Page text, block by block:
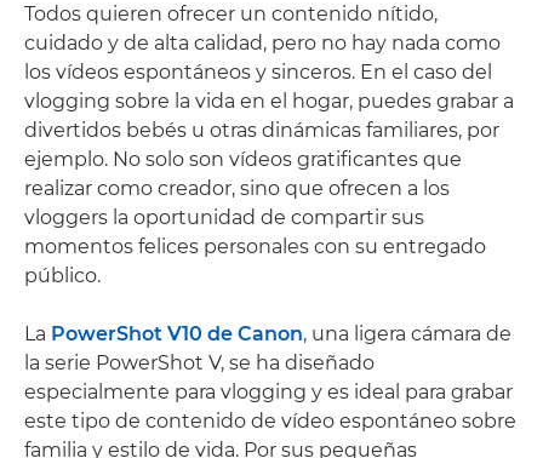
Todos quieren ofrecer un contenido nítido,
cuidado y de alta calidad, pero no hay nada como
los vídeos espontáneos y sinceros. En el caso del
vlogging sobre la vida en el hogar, puedes grabar a
divertidos bebés u otras dinámicas familiares, por
ejemplo. No solo son vídeos gratificantes que
realizar como creador, sino que ofrecen a los
vloggers la oportunidad de compartir sus
momentos felices personales con su entregado
público.
La PowerShot V10 de Canon, una ligera cámara de
la serie PowerShot V, se ha diseñado
especialmente para vlogging y es ideal para grabar
este tipo de contenido de vídeo espontáneo sobre
familia y estilo de vida. Por sus pequeñas